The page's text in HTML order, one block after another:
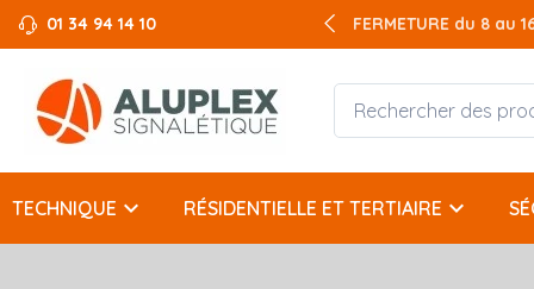
01 34 94 14 10 FERMETURE du 8
TECHNIQUE keyboard_arrow_down RÉSIDENTIELLE ET TERTIAIRE keyboard_arrow_down